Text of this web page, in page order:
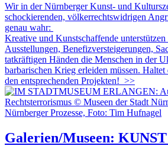
Wir in der Nürnberger Kunst- und
schockierenden, völkerrechtswidrigen
genau wahr:
Kreative und Kunstschaffende
Ausstellungen, Benefizversteigerungen,
tatkräftigen Händen die Menschen in der
barbarischen Krieg erleiden müssen.
den entsprechenden Projekten! >>
Galerien/Museen: